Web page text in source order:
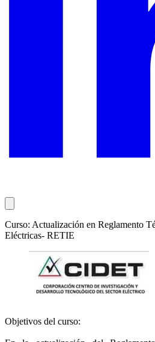
Curso: Actualización en Reglamento
Eléctricas- RETIE
Objetivos del curso: